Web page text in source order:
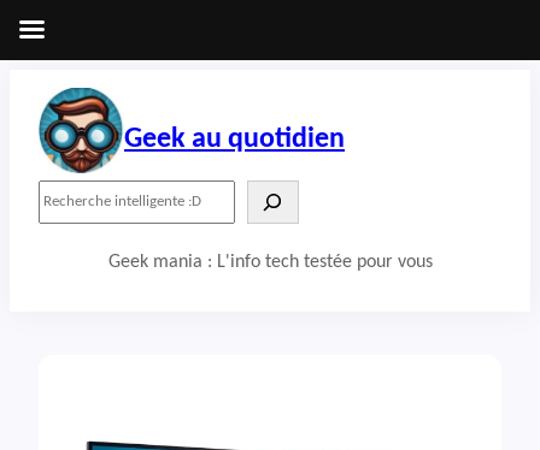
contenu
Geek au quotidien
Geek mania : L'info tech testée pour vous